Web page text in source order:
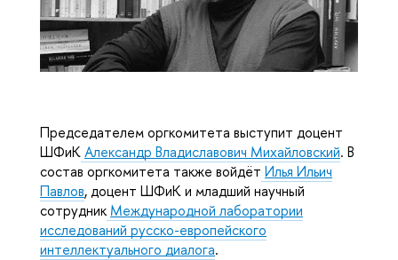
Председателем оргкомитета выступит доцент
ШФиКАлександр Владиславович Михайловский. В
состав оргкомитета также войдёт Илья Ильич
Павлов, доцент ШФиК и младший научный
сотрудник Международной лаборатории
исследований русско-европейского
интеллектуального диалога.